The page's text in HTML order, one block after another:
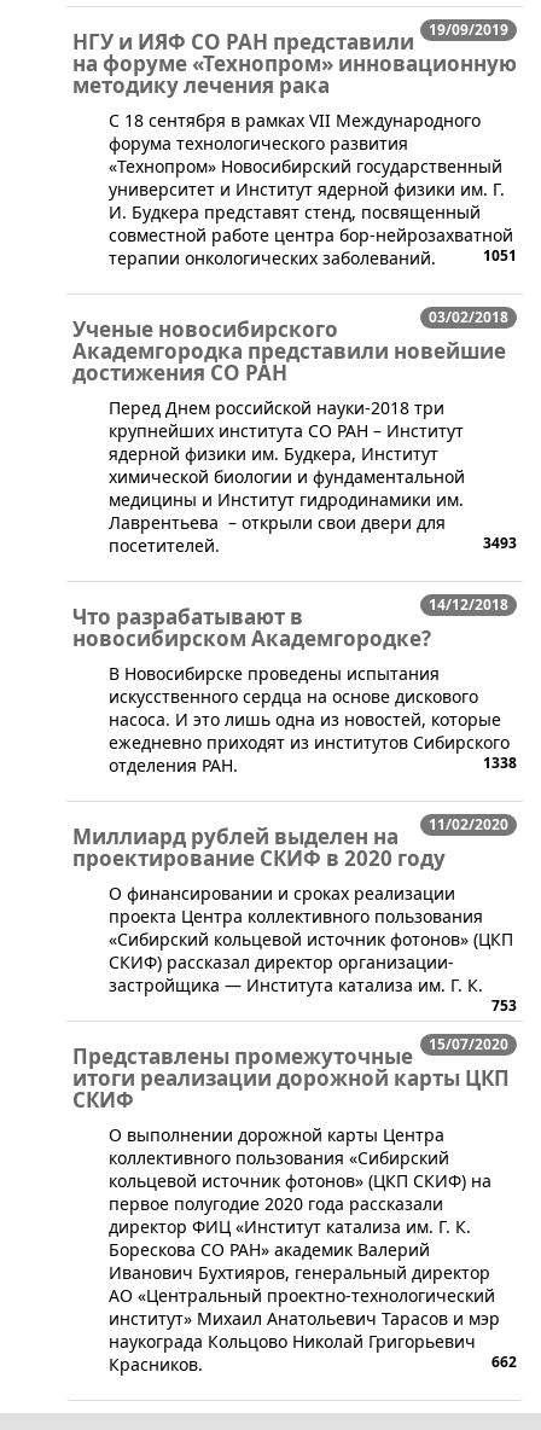
19/09/2019
НГУ и ИЯФ СО РАН представили
на форуме «Технопром» инновационную
методику лечения рака
​​C 18 сентября в рамках VII Международного
форума технологического развития
«Технопром» Новосибирский государственный
университет и Институт ядерной физики им. Г.
И. Будкера представят стенд, посвященный
совместной работе центра бор-нейрозахватной
терапии онкологических заболеваний.
1051
03/02/2018
Ученые новосибирского
Академгородка представили новейшие
достижения СО РАН
​​Перед Днем российской науки-2018 три
крупнейших института СО РАН – Институт
ядерной физики им. Будкера, Институт
химической биологии и фундаментальной
медицины и Институт гидродинамики им.
Лаврентьева – открыли свои двери для
посетителей.
3493
14/12/2018
Что разрабатывают в
новосибирском Академгородке?
​В Новосибирске проведены испытания
искусственного сердца на основе дискового
насоса. И это лишь одна из новостей, которые
ежедневно приходят из институтов Сибирского
отделения РАН.
1338
11/02/2020
Миллиард рублей выделен на
проектирование СКИФ в 2020 году
​О финансировании и сроках реализации
проекта Центра коллективного пользования
«Сибирский кольцевой источник фотонов» (ЦКП
СКИФ) рассказал директор организации-
застройщика — Института катализа им. Г. К.
753
15/07/2020
Представлены промежуточные
итоги реализации дорожной карты ЦКП
СКИФ
​​О выполнении дорожной карты Центра
коллективного пользования «Сибирский
кольцевой источник фотонов» (ЦКП СКИФ) на
первое полугодие 2020 года рассказали
директор ФИЦ «Институт катализа им. Г. К.
Борескова СО РАН» академик Валерий
Иванович Бухтияров, генеральный директор
АО «Центральный проектно-технологический
институт» Михаил Анатольевич Тарасов и мэр
наукограда Кольцово Николай Григорьевич
Красников.
662